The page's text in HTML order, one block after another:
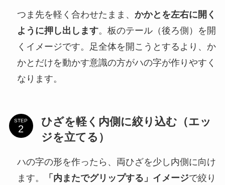
つま先を軽く合わせたまま、 かかとを左右に開く
ように押し出します。板のテール（後ろ側）を開
くイメージです。足全体を開こうとするより、か
かとだけを動かす意識の方がハの字が作りやすく
なります。
STEP
ひざを軽く内側に絞り込む（エッ
ジを立てる）
ハの字の形を作ったら、両ひざを少し内側に向け
ます。
「内またでグリップする」イメージで絞り